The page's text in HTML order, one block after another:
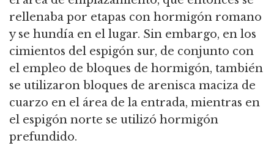
rellenaba por etapas con hormigón romano
y se hundía en el lugar. Sin embargo, en los
cimientos del espigón sur, de conjunto con
el empleo de bloques de hormigón, también
se utilizaron bloques de arenisca maciza de
cuarzo en el área de la entrada, mientras en
el espigón norte se utilizó hormigón
prefundido.